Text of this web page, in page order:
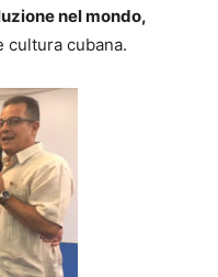
nel mondo,
cultura cubana.